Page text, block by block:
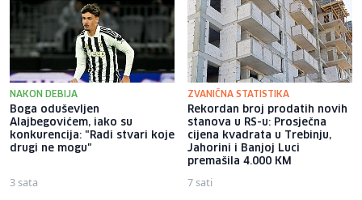
NAKON DEBIJA
Boga oduševljen
Alajbegovićem, iako su
konkurencija: "Radi stvari koje
drugi ne mogu"
3 sata
ZVANIČNA STATISTIKA
Rekordan broj prodatih novih
stanova u RS-u: Prosječna
cijena kvadrata u Trebinju,
Jahorini i Banjoj Luci
premašila 4.000 KM
7 sati